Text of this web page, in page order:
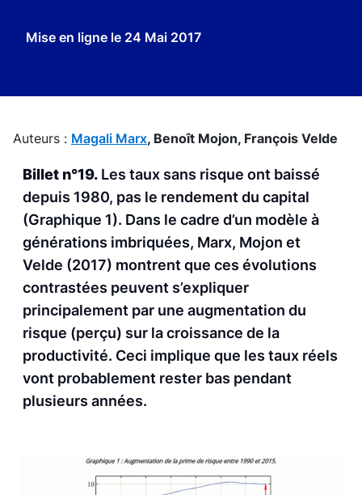
Mise en ligne le 24 Mai 2017
Auteurs : Magali Marx, Benoît Mojon, François Velde
Billet n°19. Les taux sans risque ont baissé
depuis 1980, pas le rendement du capital
(Graphique 1). Dans le cadre d’un modèle à
générations imbriquées, Marx, Mojon et
Velde (2017) montrent que ces évolutions
contrastées peuvent s’expliquer
principalement par une augmentation du
risque (perçu) sur la croissance de la
productivité. Ceci implique que les taux réels
vont probablement rester bas pendant
plusieurs années.